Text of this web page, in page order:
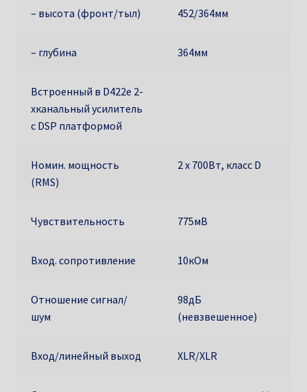
– высота (фронт/тыл) 452/364мм
– глубина 364мм
Встроенный в D422e 2-
хканальный усилитель
с DSP платформой
Номин. мощность
(RMS)
2 х 700Вт, класс D
Чувствительность 775мВ
Вход. сопротивление 10кОм
Отношение сигнал/
шум
98дБ
(невзвешенное)
Вход/линейный выход XLR/XLR